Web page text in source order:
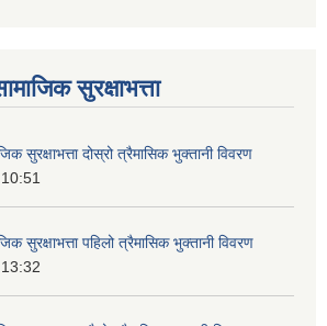
सुरक्षाभत्ता
सुरक्षाभत्ता दोस्रो त्रैमासिक भुक्तानी विवरण
सुरक्षाभत्ता पहिलो त्रैमासिक भुक्तानी विवरण